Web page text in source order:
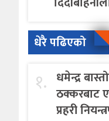
धेरै पढिएको
१. धमेन्द्र
ठक्करबाट
प्रहरी